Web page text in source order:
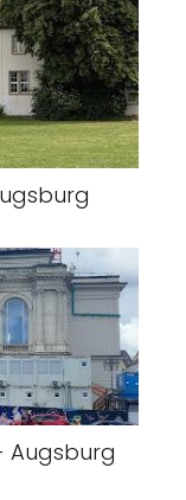
Augsburg